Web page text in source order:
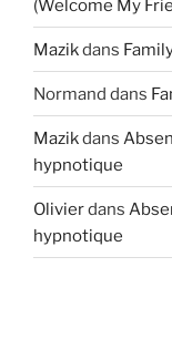
(Welcome My
Mazikdans
Normand dans
Mazikdans
hypnotique
Olivierdans
hypnotique